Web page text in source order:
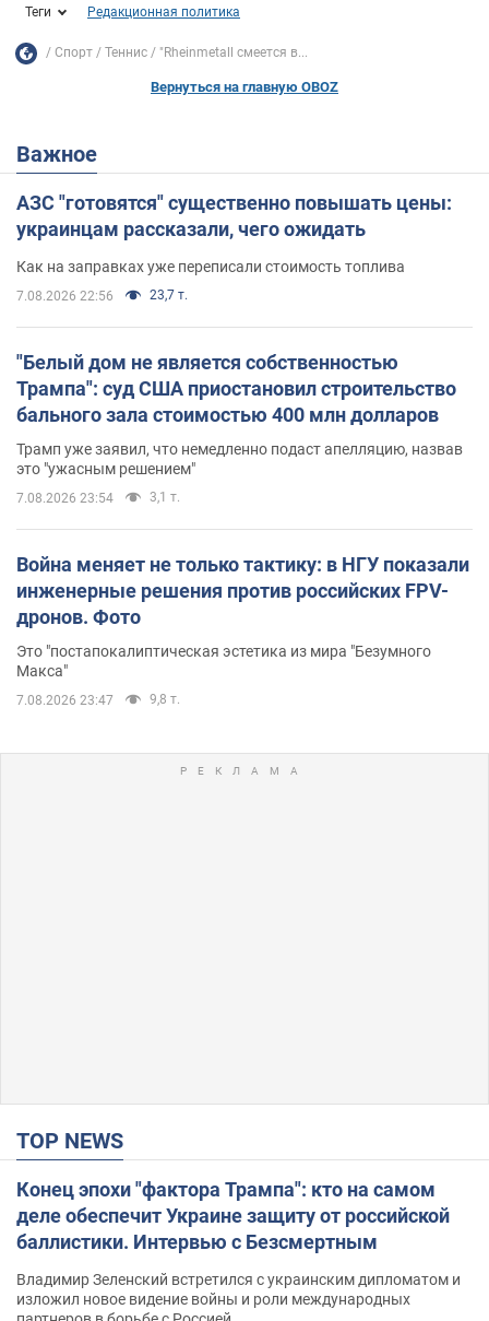
Теги Редакционная политика
Спорт Теннис "Rheinmetall смеется в...
Вернуться на главную OBOZ
Важное
АЗС "готовятся" существенно повышать цены:
украинцам рассказали, чего ожидать
Как на заправках уже переписали стоимость топлива
7.08.2026 22:56 23,7 т.
"Белый дом не является собственностью
Трампа": суд США приостановил строительство
бального зала стоимостью 400 млн долларов
Трамп уже заявил, что немедленно подаст апелляцию, назвав
это "ужасным решением"
7.08.2026 23:54 3,1 т.
Война меняет не только тактику: в НГУ показали
инженерные решения против российских FPV-
дронов. Фото
Это "постапокалиптическая эстетика из мира "Безумного
Макса"
7.08.2026 23:47 9,8 т.
TOP NEWS
Конец эпохи "фактора Трампа": кто на самом
деле обеспечит Украине защиту от российской
баллистики. Интервью с Безсмертным
Владимир Зеленский встретился с украинским дипломатом и
изложил новое видение войны и роли международных